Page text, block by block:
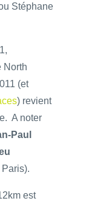
Stéphane
North
(et
) revient
A noter
Paul
Paris).
est